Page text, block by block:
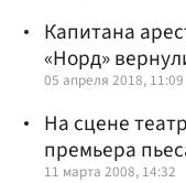
Капитана
«Норд»
05 апреля 2018, 11:09
На сцене
премьера
11 марта 2008, 14:32